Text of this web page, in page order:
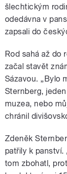
šlechtickým
odedávna v
zapsali do
Rod sahá až do
začal stavět
Sázavou. „Bylo
Sternberg,
muzea, nebo
chránil
Zdeněk
patřily k panství.
tom zbohatl,